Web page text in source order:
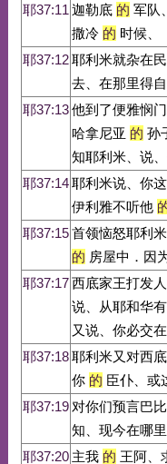
耶37:11 迦勒底 的 军队
撒冷 的 时候、
耶37:12耶利米就杂在
去、在那里得
耶37:13他到了便雅悯
哈拿尼亚 的 孙
知耶利米、说
耶37:14耶利米说、你
伊利雅不听他
耶37:15首领恼怒耶利
的 房屋中．因
耶37:17西底家王打发
说、从耶和华
又说、你必交
耶37:18耶利米又对西
你 的 臣仆、或
耶37:19 对你们预言巴
知、现今在哪里
耶37:20 主我 的 王阿、